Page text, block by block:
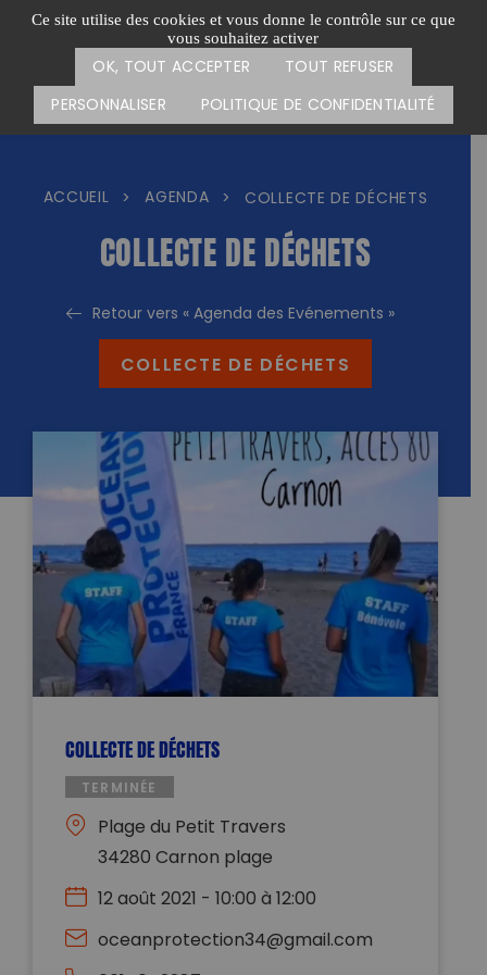
Ce site utilise des cookies et vous donne le contrôle sur ce que
vous souhaitez activer
OK, TOUT ACCEPTER
TOUT REFUSER
PERSONNALISER
POLITIQUE DE CONFIDENTIALITÉ
Passer
Menu
CARTE DES ACTIONS FAIRE UN DON
ACCUEIL > AGENDA > COLLECTE DE DÉCHETS
COLLECTE DE DÉCHETS
Retour vers « Agenda des Evénements »
COLLECTE DE DÉCHETS
COLLECTE DE DÉCHETS
TERMINÉE
Plage du Petit Travers
34280 Carnon plage
12 août 2021 - 10:00 à 12:00
oceanprotection34@gmail.com